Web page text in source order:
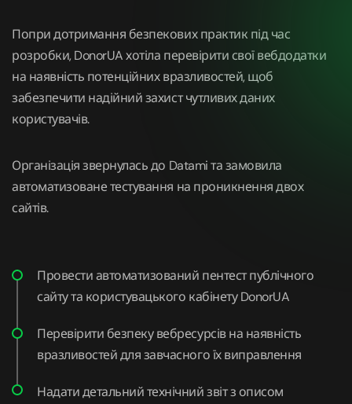
Попри дотримання безпекових практик під час
розробки, DonorUA хотіла перевірити свої вебдодатки
на наявність потенційних вразливостей, щоб
забезпечити надійний захист чутливих даних
користувачів.
Організація звернулась до Datami та замовила
автоматизоване тестування на проникнення двох
сайтів.
Провести автоматизований пентест публічного
сайту та користувацького кабінету DonorUA
Перевірити безпеку вебресурсів на наявність
вразливостей для завчасного їх виправлення
Надати детальний технічний звіт з описом